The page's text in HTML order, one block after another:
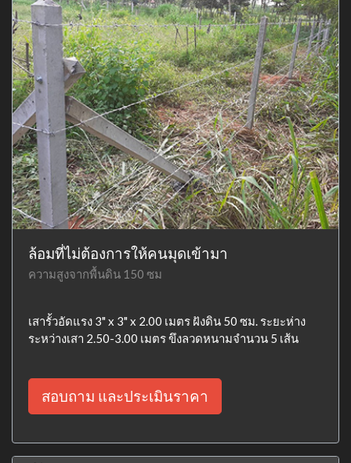
ล้อมที่ไม่ต้องการให้คนมุดเข้ามา
ความสูงจากพื้นดิน 150 ซม
เสารั้วอัดแรง 3" x 3" x 2.00 เมตร ฝังดิน 50 ซม. ระยะห่าง
ระหว่างเสา 2.50-3.00 เมตร ขึงลวดหนามจำนวน 5 เส้น
สอบถาม และประเมินราคา